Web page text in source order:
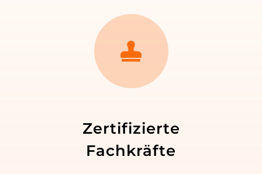
Zertifizierte
Fachkräfte